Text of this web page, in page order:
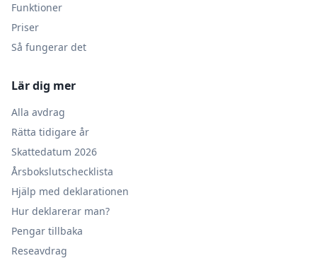
Funktioner
Priser
Så fungerar det
Lär dig mer
Alla avdrag
Rätta tidigare år
Skattedatum 2026
Årsbokslutschecklista
Hjälp med deklarationen
Hur deklarerar man?
Pengar tillbaka
Reseavdrag